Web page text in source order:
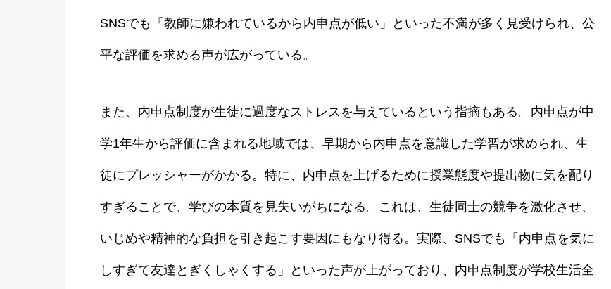
SNSでも「教師に嫌われているから内申点が低い」といった不満が多く見受けられ、公
平な評価を求める声が広がっている。
また、内申点制度が生徒に過度なストレスを与えているという指摘もある。内申点が中
学1年生から評価に含まれる地域では、早期から内申点を意識した学習が求められ、生
徒にプレッシャーがかかる。特に、内申点を上げるために授業態度や提出物に気を配り
すぎることで、学びの本質を見失いがちになる。これは、生徒同士の競争を激化させ、
いじめや精神的な負担を引き起こす要因にもなり得る。実際、SNSでも「内申点を気に
しすぎて友達とぎくしゃくする」といった声が上がっており、内申点制度が学校生活全